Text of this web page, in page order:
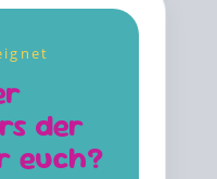
der
euch?